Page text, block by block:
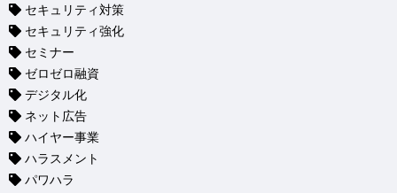
セキュリティ対策
セキュリティ強化
セミナー
ゼロゼロ融資
デジタル化
ネット広告
ハイヤー事業
ハラスメント
パワハラ